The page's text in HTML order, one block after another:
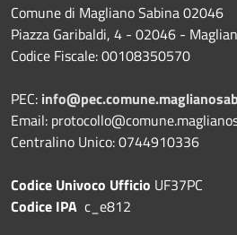
Comune di Magliano Sabina 02046
Piazza Garibaldi, 4 - 02046 -
Codice Fiscale: 00108350570
PEC:
Email:
Centralino Unico: 0744910336
Codice Univoco Ufficio UF37PC
Codice IPA c_e812